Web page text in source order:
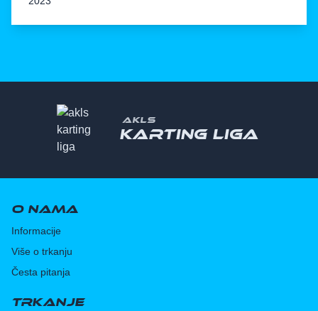
AKLS
Karting liga
O nama
Informacije
Više o trkanju
Česta pitanja
Trkanje